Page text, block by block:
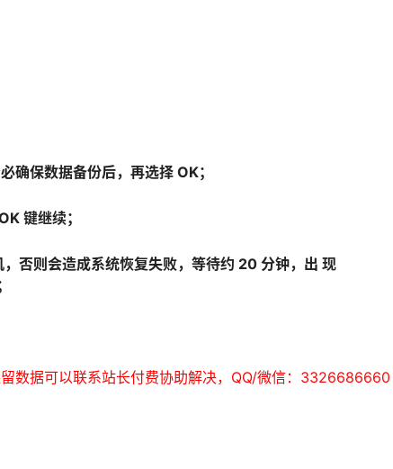
确保数据备份后，再选择 OK；
键继续；
否则会造成系统恢复失败，等待约 20 分钟，出 现
数据可以联系站长付费协助解决，QQ/微信：3326686660